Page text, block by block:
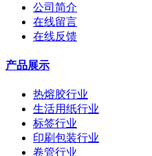
公司简介
在线留言
在线反馈
产品展示
热熔胶行业
生活用纸行业
标签行业
印刷包装行业
卷管行业